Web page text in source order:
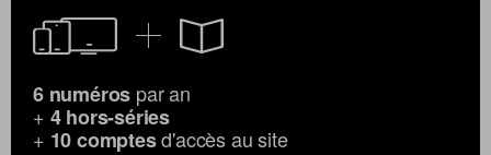
6 numéros par an
+ 4 hors-séries
+ 10 comptesd'accès au site